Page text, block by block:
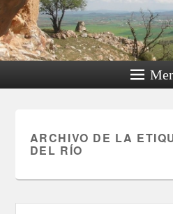
ARCHIVO DE LA
DEL RÍO